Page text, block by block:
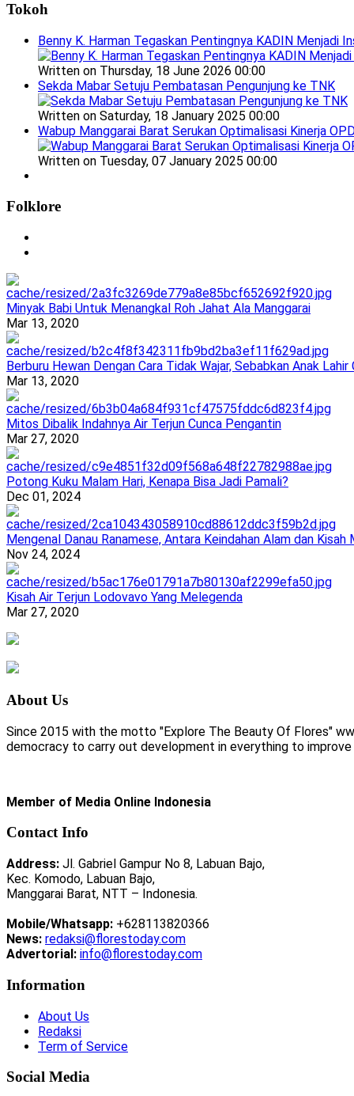
Tokoh
Benny K. Harman Tegaskan Pentingnya KADIN Menjadi
Written on Thursday, 18 June 2026 00:00
Sekda Mabar Setuju Pembatasan Pengunjung ke TNK
Written on Saturday, 18 January 2025 00:00
Wabup Manggarai Barat Serukan Optimalisasi Kinerja
Written on Tuesday, 07 January 2025 00:00
Folklore
Minyak Babi Untuk Menangkal Roh Jahat Ala Manggarai
Mar 13, 2020
Berburu Hewan Dengan Cara Tidak Wajar, Sebabkan Anak Lahir
Mar 13, 2020
Mitos Dibalik Indahnya Air Terjun Cunca Pengantin
Mar 27, 2020
Potong Kuku Malam Hari, Kenapa Bisa Jadi Pamali?
Dec 01, 2024
Mengenal Danau Ranamese, Antara Keindahan Alam dan Kisah
Nov 24, 2024
Kisah Air Terjun Lodovavo Yang Melegenda
Mar 27, 2020
About Us
Since 2015 with the motto "Explore The Beauty Of Flores"
democracy to carry out development in everything to
Member of Media Online Indonesia
Contact Info
Address: Jl. Gabriel Gampur No 8, Labuan Bajo,
Kec. Komodo, Labuan Bajo,
Manggarai Barat, NTT – Indonesia.
Mobile/Whatsapp: +628113820366
News: redaksi@florestoday.com
Advertorial: info@florestoday.com
Information
About Us
Redaksi
Term of Service
Social Media